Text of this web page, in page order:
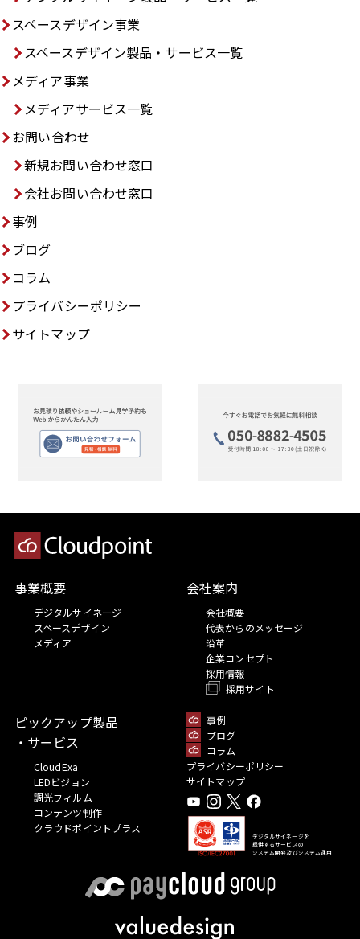
スペースデザイン事業
スペースデザイン製品・サービス一覧
メディア事業
メディアサービス一覧
⁩お問い合わせ
新規お問い合わせ窓口
会社お問い合わせ窓口
事例
ブログ
コラム
プライバシーポリシー
サイトマップ
事業概要
デジタルサイネージ
スペースデザイン
メディア
会社案内
会社概要
代表からのメッセージ
沿革
企業コンセプト
採用情報
採用サイト
ピックアップ製品
・サービス
CloudExa
LEDビジョン
調光フィルム
コンテンツ制作
クラウドポイントプラス
事例
ブログ
コラム
プライバシーポリシー
サイトマップ
デジタルサイネージを
提供するサービスの
システム開発及びシステム運用